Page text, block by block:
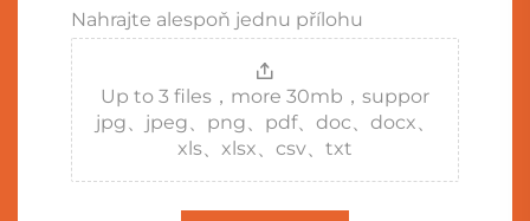
Nahrajte alespoň jednu přílohu
Up to 3 files，more 30mb，suppor
jpg、jpeg、png、pdf、doc、docx、
xls、xlsx、csv、txt